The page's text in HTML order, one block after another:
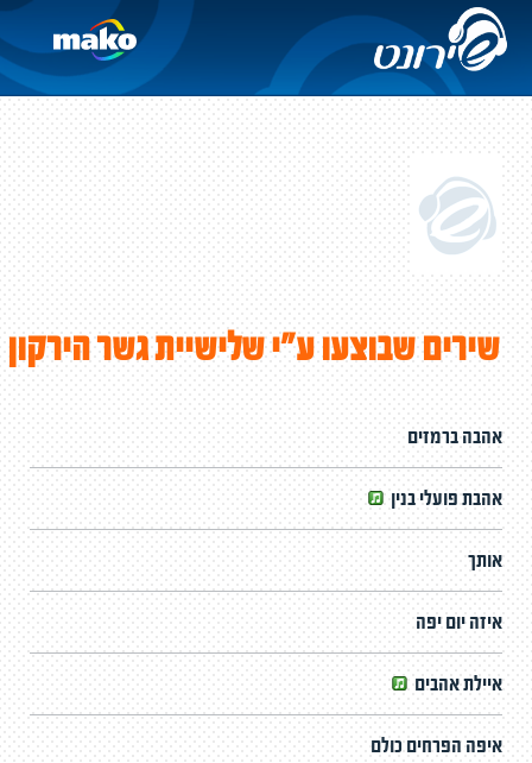
שירים שבוצעו ע"י שלישיית גשר הירקון
אהבה ברמזים
אהבת פועלי בנין
אותך
איזה יום יפה
איילת אהבים
איפה הפרחים כולם